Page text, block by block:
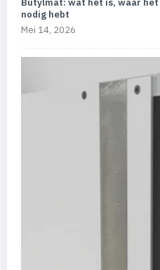
Butylmat: wat het is, waar
nodig hebt
Mei 14, 2026